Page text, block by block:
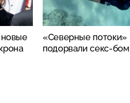
«Северные потоки»
подорвали секс-